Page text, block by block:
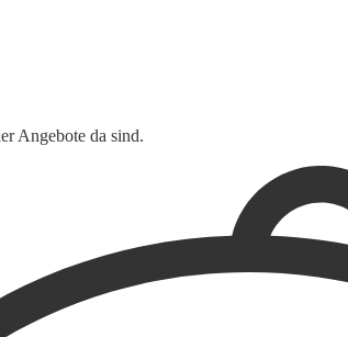
Angebote da sind.